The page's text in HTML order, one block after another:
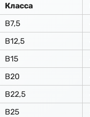
Класса
В7,5
В12,5
В15
В20
В22,5
В25